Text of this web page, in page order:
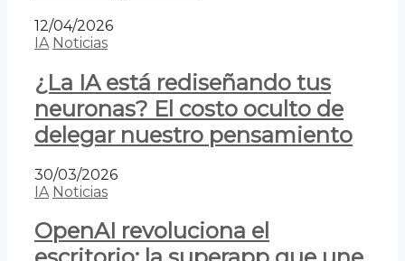
12/04/2026
IA Noticias
¿La IA está rediseñando tus
neuronas? El costo oculto de
delegar nuestro pensamiento
30/03/2026
IA Noticias
OpenAI revoluciona el